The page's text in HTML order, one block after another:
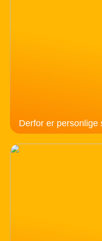
Derfor er personlige